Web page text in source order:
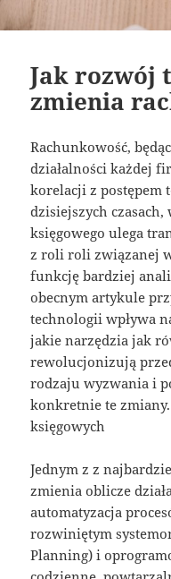
Jak rozwój
zmienia
Rachunkowość,
działalności każdej
korelacji z postępem
dzisiejszych
księgowego ulega
z roli roli związanej
funkcję bardziej
obecnym artykule
technologii wpływa
jakie narzędzia jak
rewolucjonizują
rodzaju wyzwania i
konkretnie te
księgowych
Jednym z z
zmienia oblicze
automatyzacja
rozwiniętym
Planning) i